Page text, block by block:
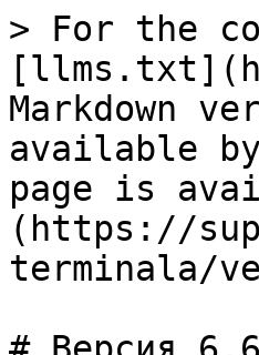
> For the
Markdown
available
page is
(https://
terminala/